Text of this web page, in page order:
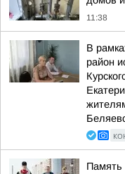
11:38
В
район
Память